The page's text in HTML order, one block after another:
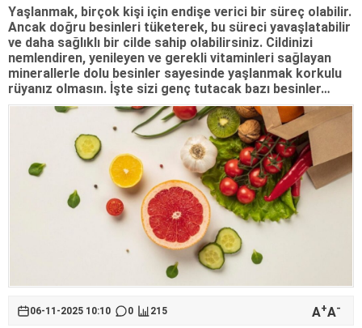
Yaşlanmak, birçok kişi için endişe verici bir süreç olabilir.
Ancak doğru besinleri tüketerek, bu süreci yavaşlatabilir
ve daha sağlıklı bir cilde sahip olabilirsiniz. Cildinizi
nemlendiren, yenileyen ve gerekli vitaminleri sağlayan
minerallerle dolu besinler sayesinde yaşlanmak korkulu
rüyanız olmasın. İşte sizi genç tutacak bazı besinler…
06-11-2025 10:10 0 215 A+A-